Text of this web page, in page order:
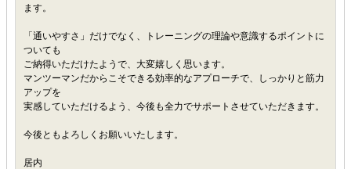
ます。
「通いやすさ」だけでなく、トレーニングの理論や意識するポイントに
ついても
ご納得いただけたようで、大変嬉しく思います。
マンツーマンだからこそできる効率的なアプローチで、しっかりと筋力
アップを
実感していただけるよう、今後も全力でサポートさせていただきます。
今後ともよろしくお願いいたします。
居内